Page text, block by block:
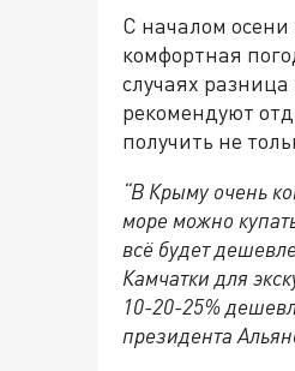
С началом осени
комфортная
случаях
рекомендуют
получить не
“В Крыму очень
море можно
всё будет
Камчатки для
10-20-25%
президента